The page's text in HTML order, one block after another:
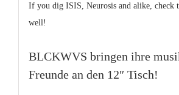
If you dig ISIS, Neurosis and alike, check
well!
BLCKWVS bringen ihre
Freunde an den 12″ Tisch!